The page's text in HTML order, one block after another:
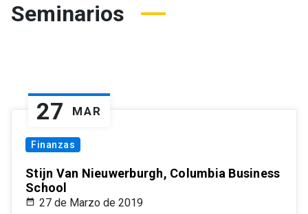
Seminarios
27 MAR
Finanzas
Stijn Van Nieuwerburgh, Columbia Business
School
27 de Marzo de 2019